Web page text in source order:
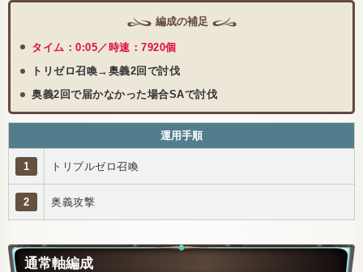
編成の補足
タイム：0:05／時速：7920個
トリゼロ召喚→奥義2回で討伐
奥義2回で届かなかった場合SAで討伐
運用手順
1 トリプルゼロ召喚
2 奥義攻撃
通常軸編成